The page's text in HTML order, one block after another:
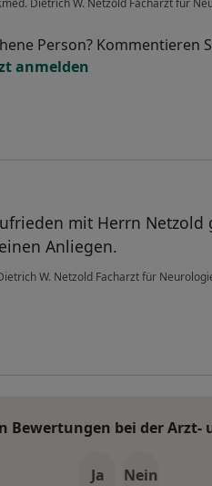
Dietrich W. Netzold Facharzt für
Person? Kommentieren
anmelden
mit Herrn Netzold
Anliegen.
W. Netzold Facharzt für
Bewertungen bei der Arzt-
Ja Nein